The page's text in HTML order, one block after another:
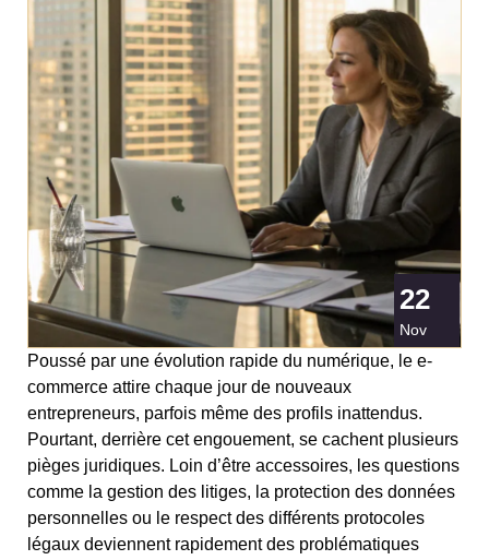
22
Nov
Poussé par une évolution rapide du numérique, le e-
commerce attire chaque jour de nouveaux
entrepreneurs, parfois même des profils inattendus.
Pourtant, derrière cet engouement, se cachent plusieurs
pièges juridiques. Loin d’être accessoires, les questions
comme la gestion des litiges, la protection des données
personnelles ou le respect des différents protocoles
légaux deviennent rapidement des problématiques